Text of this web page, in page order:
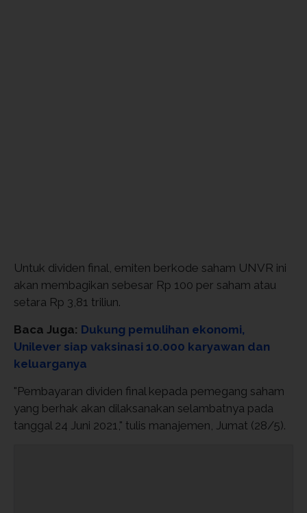
Untuk dividen final, emiten berkode saham UNVR ini
akan membagikan sebesar Rp 100 per saham atau
setara Rp 3,81 triliun.
Baca Juga: Dukung pemulihan ekonomi,
Unilever siap vaksinasi 10.000 karyawan dan
keluarganya
"Pembayaran dividen final kepada pemegang saham
yang berhak akan dilaksanakan selambatnya pada
tanggal 24 Juni 2021," tulis manajemen, Jumat (28/5).